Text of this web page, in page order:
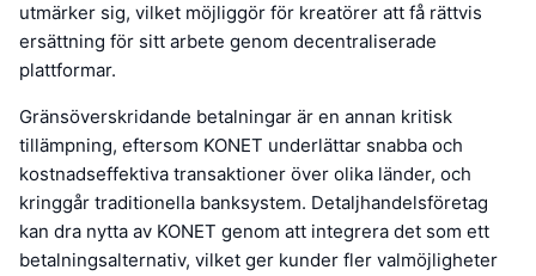
utmärker sig, vilket möjliggör för kreatörer att få rättvis
ersättning för sitt arbete genom decentraliserade
plattformar.
Gränsöverskridande betalningar är en annan kritisk
tillämpning, eftersom KONET underlättar snabba och
kostnadseffektiva transaktioner över olika länder, och
kringgår traditionella banksystem. Detaljhandelsföretag
kan dra nytta av KONET genom att integrera det som ett
betalningsalternativ, vilket ger kunder fler valmöjligheter